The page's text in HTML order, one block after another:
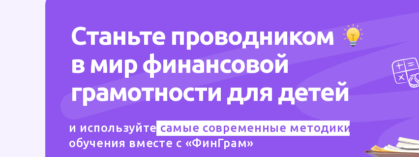
Станьте проводником
в мир финансовой
грамотности для детей
и используйте самые современные методики
обучения вместе с «ФинГрам»